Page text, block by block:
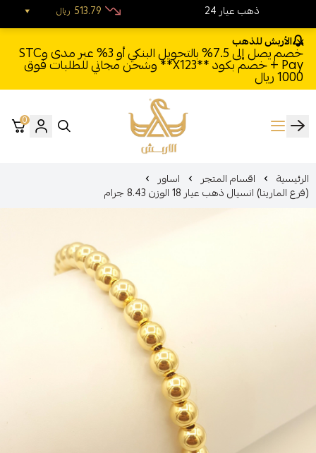
الأربش للذهب
خصم يصل إلى 7.5% بالتحويل البنكي أو 3% عبر مدى وSTC
Pay + خصم بكود **X123** وشحن مجاني للطلبات فوق
1000 ريال
الأربش للذهب
0
الرئيسية اقسام المتجر اساور
(فرع المارينا) انسيال ذهب عيار 18 الوزن 8.43 جرام
24 ذهب عيار ريال 513.79